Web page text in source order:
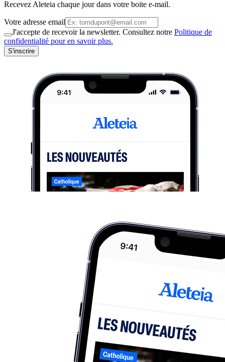
Recevez Aleteia chaque jour dans votre boite e-mail.
Votre adresse email
J'accepte de recevoir la newsletter. Consultez notre Politique de
confidentialité pour en savoir plus.
S'inscrire